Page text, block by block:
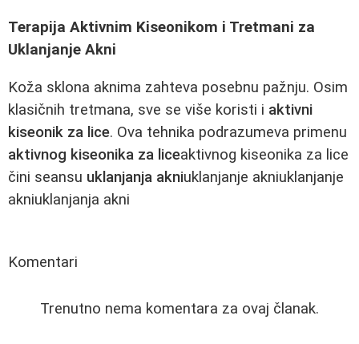
Terapija Aktivnim Kiseonikom i Tretmani za
Uklanjanje Akni
Koža sklona aknima zahteva posebnu pažnju. Osim
klasičnih tretmana, sve se više koristi i aktivni
kiseonik za lice. Ova tehnika podrazumeva primenu
aktivnog kiseonika za liceaktivnog kiseonika za lice
čini seansu uklanjanja akniuklanjanje akniuklanjanje
akniuklanjanja akni
Komentari
Trenutno nema komentara za ovaj članak.